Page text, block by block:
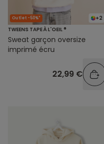
+2
Outlet -50%*
TWEENS TAPE À L'OEIL ®
Sweat garçon oversize
imprimé écru
22,99 €